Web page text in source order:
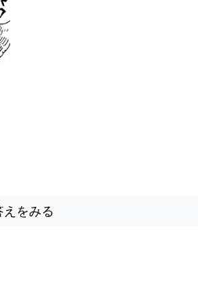
えをみる